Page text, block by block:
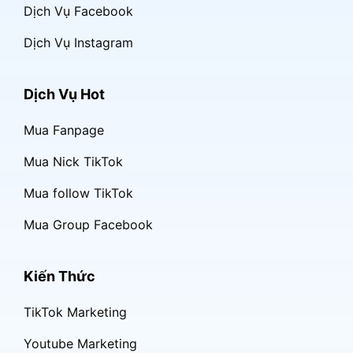
Dịch Vụ Facebook
Dịch Vụ Instagram
Dịch Vụ Hot
Mua Fanpage
Mua Nick TikTok
Mua follow TikTok
Mua Group Facebook
Kiến Thức
TikTok Marketing
Youtube Marketing